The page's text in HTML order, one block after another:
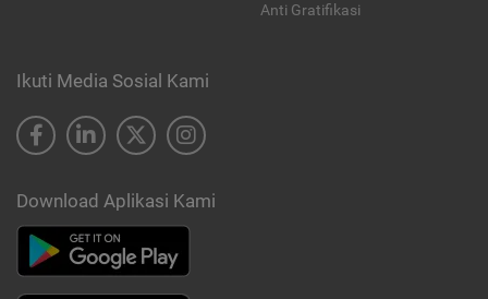
Anti Gratifikasi
Ikuti Media Sosial Kami
Download Aplikasi Kami